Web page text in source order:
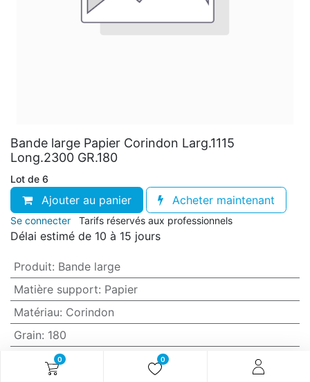
0 0
Bande large Papier Corindon Larg.1115
Long.2300 GR.180
Lot de 6
Ajouter au panier Acheter maintenant
Se connecter Tarifs réservés aux professionnels
Délai estimé de 10 à 15 jours
Produit: Bande large
Matière support: Papier
Matériau: Corindon
Grain: 180
Anti-encrassement
Non (standard)